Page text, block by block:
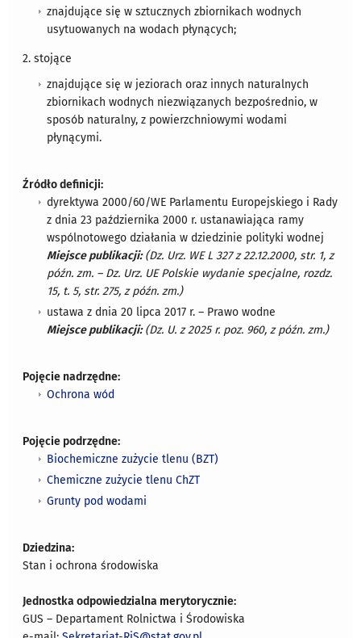
znajdujące się w sztucznych zbiornikach wodnych
usytuowanych na wodach płynących;
2. stojące
znajdujące się w jeziorach oraz innych naturalnych
zbiornikach wodnych niezwiązanych bezpośrednio, w
sposób naturalny, z powierzchniowymi wodami
płynącymi.
Źródło definicji:
dyrektywa 2000/60/WE Parlamentu Europejskiego i Rady
z dnia 23 października 2000 r. ustanawiająca ramy
wspólnotowego działania w dziedzinie polityki wodnej
Miejsce publikacji:(Dz. Urz. WE L 327 z 22.12.2000, str. 1, z
późn. zm. – Dz. Urz. UE Polskie wydanie specjalne, rozdz.
15, t. 5, str. 275, z późn. zm.)
ustawa z dnia 20 lipca 2017 r. – Prawo wodne
Miejsce publikacji:(Dz. U. z 2025 r. poz. 960, z późn. zm.)
Pojęcie nadrzędne:
Ochrona wód
Pojęcie podrzędne:
Biochemiczne zużycie tlenu (BZT)
Chemiczne zużycie tlenu ChZT
Grunty pod wodami
Dziedzina:
Stan i ochrona środowiska
Jednostka odpowiedzialna merytorycznie:
GUS – Departament Rolnictwa i Środowiska